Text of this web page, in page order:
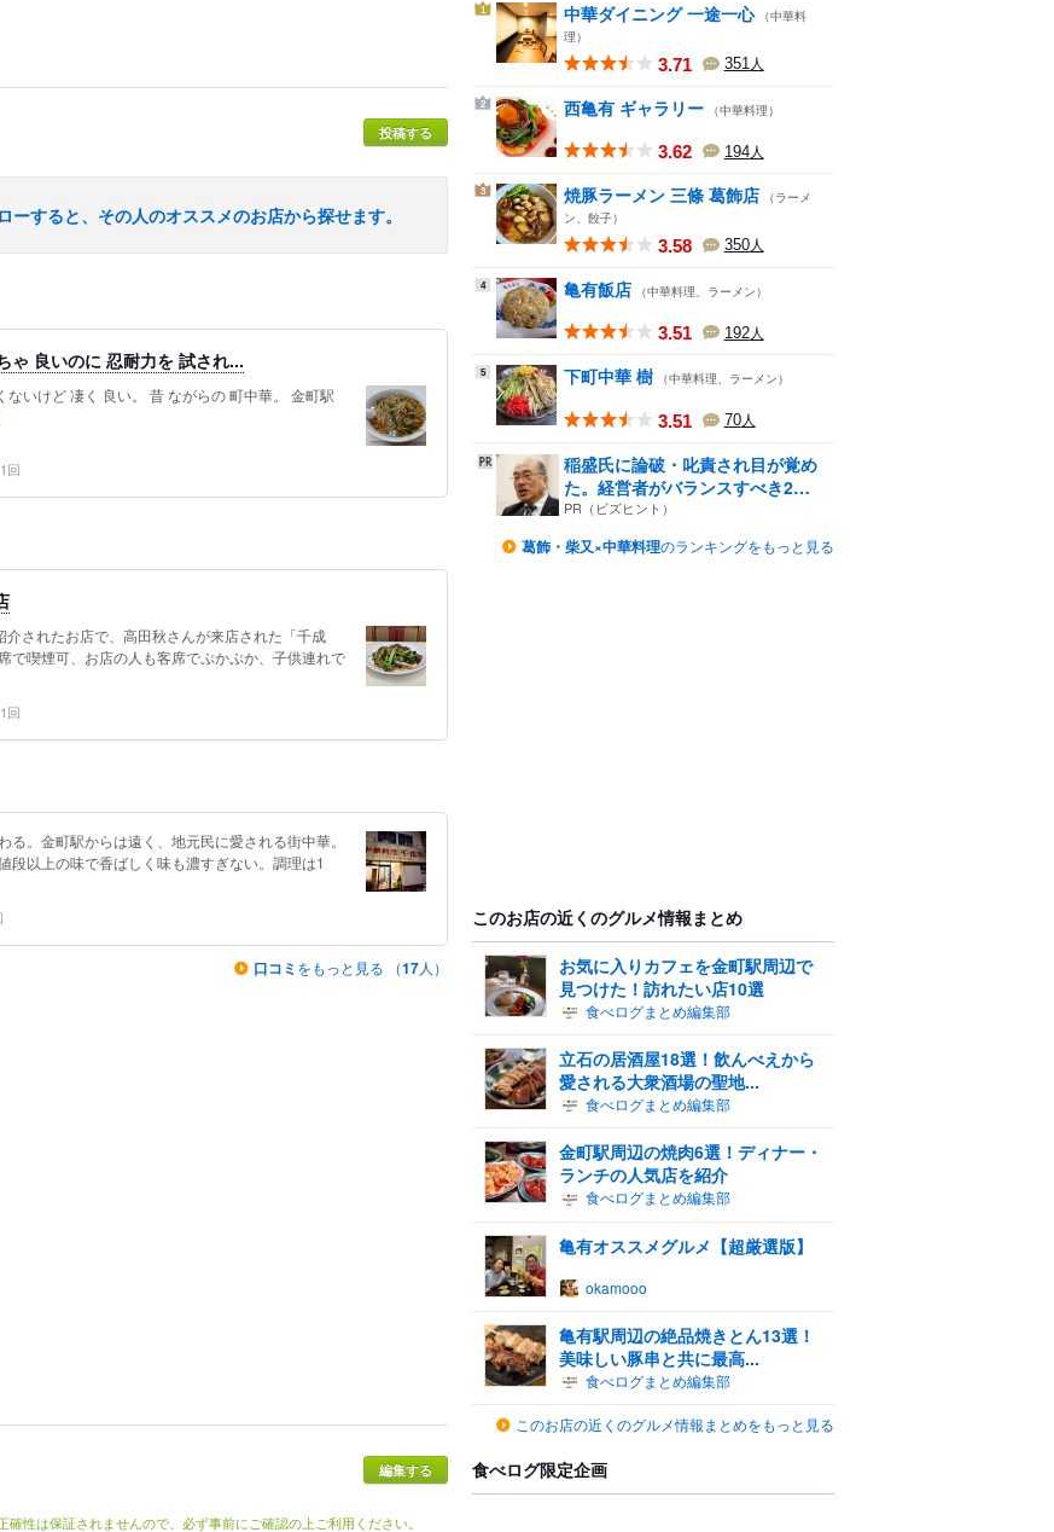
投稿する
ーすると、その人のオススメのお店から探せます。
ゃ 良いのに 忍耐力を 試され...
いけど 凄く 良い。 昔 ながらの 町中華。 金町駅
1回
されたお店で、高田秋さんが来店された「千成
で喫煙可、お店の人も客席でぷかぷか、子供連れで
1回
。金町駅からは遠く、地元民に愛される街中華。
段以上の味で香ばしく味も濃すぎない。調理は1
口コミ をもっと見る （17人）
性は保証されませんので、必ず事前にご確認の上ご利用ください。
1 中華ダイニング 一途一心 （中華料
理）
3.71 351人
2 西亀有 ギャラリー （中華料理）
3.62 194人
3 焼豚ラーメン 三條 葛飾店 （ラーメ
ン、餃子）
3.58 350人
4 亀有飯店 （中華料理、ラーメン）
3.51 192人
5 下町中華 樹 （中華料理、ラーメン）
3.51 70人
稲盛氏に論破・叱責され目が覚め
た。経営者がバランスすべき2
つ...
PR（ビズヒント）
葛飾・柴又×中華料理のランキングをもっと見る
このお店の近くのグルメ情報まとめ
お気に入りカフェを金町駅周辺で
見つけた！訪れたい店10選
食べログまとめ編集部
立石の居酒屋18選！飲んべえから
愛される大衆酒場の聖地...
食べログまとめ編集部
金町駅周辺の焼肉6選！ディナー・
ランチの人気店を紹介
食べログまとめ編集部
亀有オススメグルメ【超厳選版】
okamooo
亀有駅周辺の絶品焼きとん13選！
美味しい豚串と共に最高...
食べログまとめ編集部
このお店の近くのグルメ情報まとめをもっと見る
食べログ限定企画